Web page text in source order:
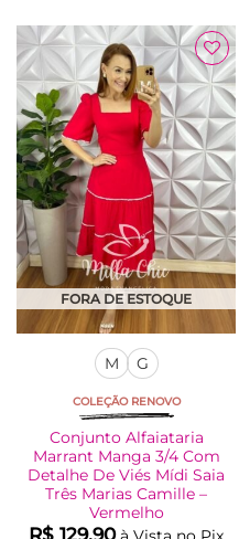
tem
várias
variantes.
As
opções
podem
ser
escolhidas
na
página
do
produto
Adicionar
à Lista
FORA DE ESTOQUE
M G
COLEÇÃO RENOVO
Conjunto Alfaiataria
Marrant Manga 3/4 Com
Detalhe De Viés Mídi Saia
Três Marias Camille –
Vermelho